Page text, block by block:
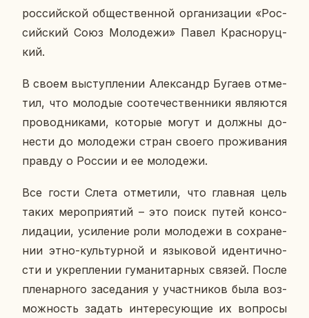
рос­сий­ской об­ще­ствен­ной ор­га­ни­за­ции «Рос­
сий­ский Союз Мо­ло­де­жи» Павел Крас­но­руц­
кий.
В своем вы­ступ­ле­нии Алек­сандр Бугаев от­ме­
тил, что мо­ло­дые со­оте­че­ствен­ни­ки яв­ля­ют­ся
про­вод­ни­ка­ми, ко­то­рые могут и должны до­
не­сти до мо­ло­де­жи стран своего про­жи­ва­ния
правду о России и ее мо­ло­де­жи.
Все гости Слета от­ме­ти­ли, что глав­ная цель
таких ме­ро­при­я­тий – это поиск путей кон­со­
ли­да­ции, уси­ле­ние роли мо­ло­де­жи в со­хра­не­
нии этно-куль­тур­ной и язы­ко­вой иден­тич­но­
сти и укреп­ле­нии гу­ма­ни­тар­ных связей. После
пле­нар­но­го за­се­да­ния у участ­ни­ков была воз­
мож­ность задать ин­те­ре­су­ю­щие их во­про­сы